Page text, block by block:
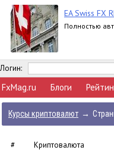
EA Swiss FX
Полностью
Логин:
FxMag.ru Блоги
Курсы криптовалют →
# Криптовалюта